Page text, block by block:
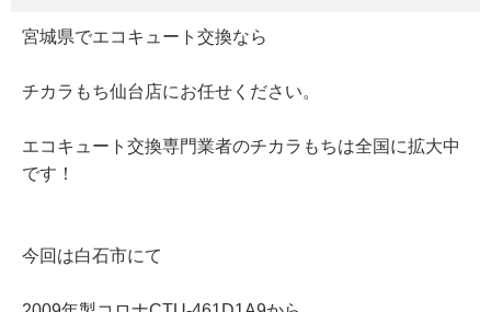
宮城県でエコキュート交換なら
チカラもち仙台店にお任せください。
エコキュート交換専門業者のチカラもちは全国に拡大中
です！
今回は白石市にて